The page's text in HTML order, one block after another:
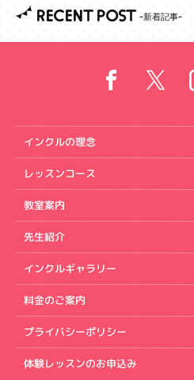
RECENT POST
インクルの理念
レッスンコース
教室案内
先生紹介
インクルギャラリー
料金のご案内
プライバシーポリシー
体験レッスンのお申込み